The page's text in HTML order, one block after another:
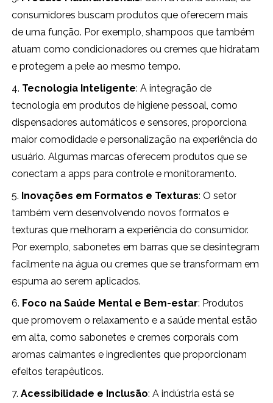
consumidores buscam produtos que oferecem mais
de uma função. Por exemplo, shampoos que também
atuam como condicionadores ou cremes que hidratam
e protegem a pele ao mesmo tempo.
4. Tecnologia Inteligente: A integração de
tecnologia em produtos de higiene pessoal, como
dispensadores automáticos e sensores, proporciona
maior comodidade e personalização na experiência do
usuário. Algumas marcas oferecem produtos que se
conectam a apps para controle e monitoramento.
5. Inovações em Formatos e Texturas: O setor
também vem desenvolvendo novos formatos e
texturas que melhoram a experiência do consumidor.
Por exemplo, sabonetes em barras que se desintegram
facilmente na água ou cremes que se transformam em
espuma ao serem aplicados.
6. Foco na Saúde Mental e Bem-estar: Produtos
que promovem o relaxamento e a saúde mental estão
em alta, como sabonetes e cremes corporais com
aromas calmantes e ingredientes que proporcionam
efeitos terapêuticos.
7.Acessibilidade e Inclusão: A indústria está se